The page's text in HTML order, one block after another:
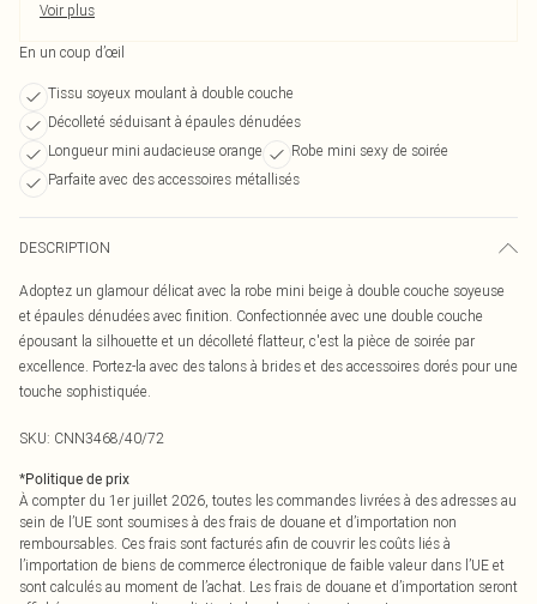
Voir plus
En un coup d’œil
Tissu soyeux moulant à double couche
Décolleté séduisant à épaules dénudées
Longueur mini audacieuse orange
Robe mini sexy de soirée
Parfaite avec des accessoires métallisés
DESCRIPTION
Adoptez un glamour délicat avec la robe mini beige à double couche soyeuse
et épaules dénudées avec finition. Confectionnée avec une double couche
épousant la silhouette et un décolleté flatteur, c'est la pièce de soirée par
excellence. Portez-la avec des talons à brides et des accessoires dorés pour une
touche sophistiquée.
SKU: CNN3468/40/72
*Politique de prix
À compter du 1er juillet 2026, toutes les commandes livrées à des adresses au
sein de l’UE sont soumises à des frais de douane et d’importation non
remboursables. Ces frais sont facturés afin de couvrir les coûts liés à
l’importation de biens de commerce électronique de faible valeur dans l’UE et
sont calculés au moment de l’achat. Les frais de douane et d’importation seront